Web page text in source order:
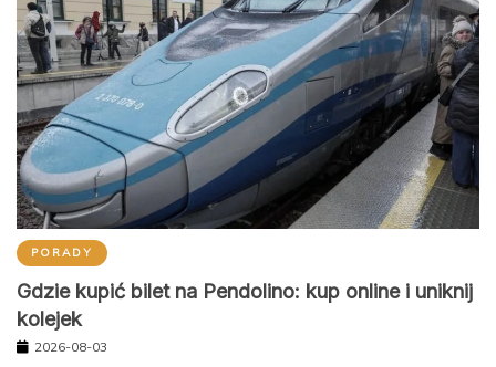
PORADY
Gdzie kupić bilet na Pendolino: kup online i uniknij
kolejek
2026-08-03